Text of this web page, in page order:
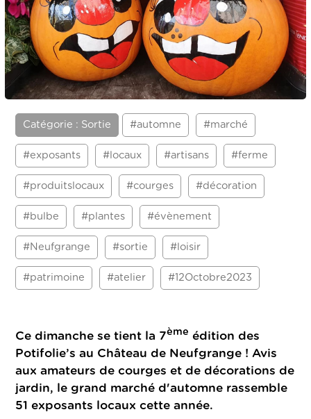
Catégorie : Sortie #automne #marché
#exposants #locaux #artisans #ferme
#produitslocaux #courges #décoration
#bulbe #plantes #évènement
#Neufgrange #sortie #loisir
#patrimoine #atelier #12Octobre2023
Ce dimanche se tient la 7ème édition des
Potifolie’s au Château de Neufgrange ! Avis
aux amateurs de courges et de décorations de
jardin, le grand marché d'automne rassemble
51 exposants locaux cette année.